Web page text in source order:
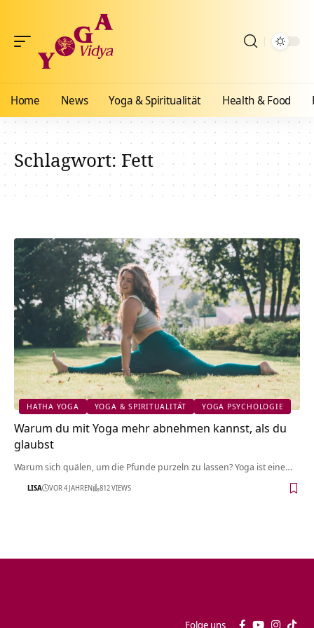
Home News Yoga & Spiritualität Health & Food
Schlagwort:Fett
HATHA YOGA YOGA & SPIRITUALITÄT YOGA PSYCHOLOGIE
Warum du mit Yoga mehr abnehmen kannst, als du
glaubst
Warum sich quälen, um die Pfunde purzeln zu lassen? Yoga ist eine…
LISA VOR 4 JAHREN 812 VIEWS
Folge uns